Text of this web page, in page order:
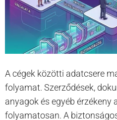
A cégek közötti adatcsere
folyamat. Szerződések,
anyagok és egyéb érzékeny
folyamatosan. A